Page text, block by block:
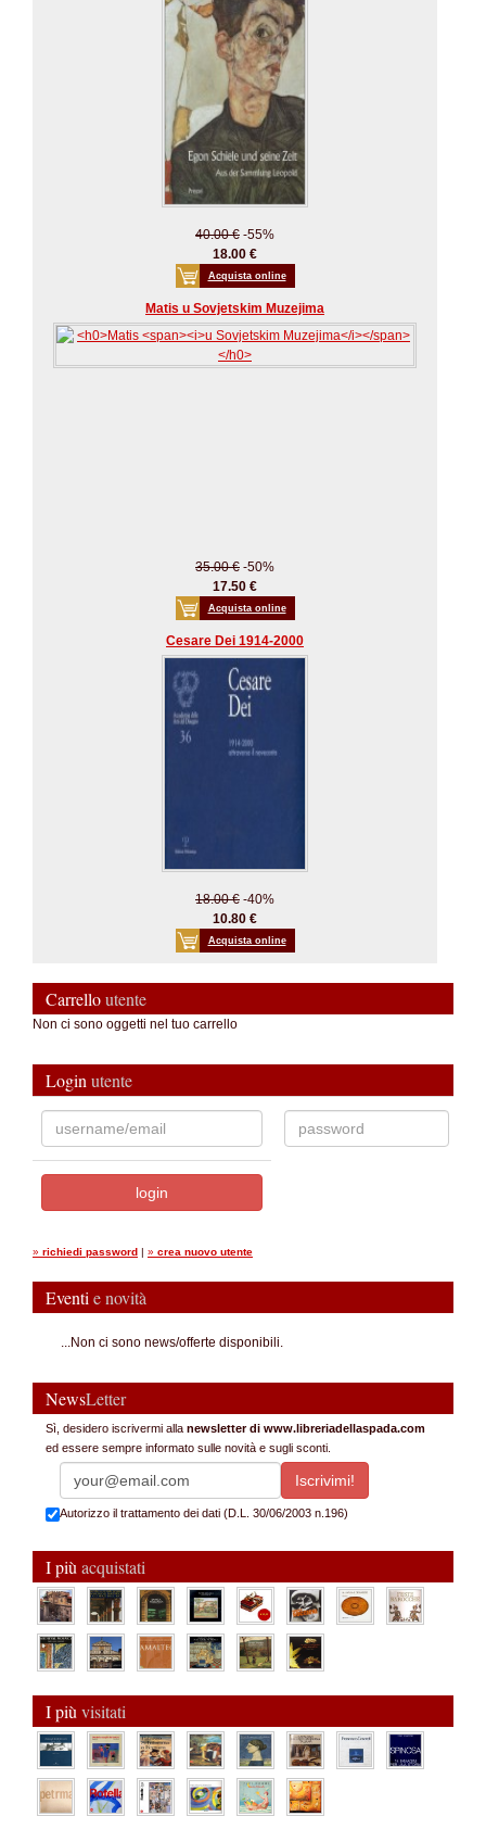
40.00 € -55%
18.00 €
Acquista online
Matis u Sovjetskim Muzejima
35.00 € -50%
17.50 €
Acquista online
Cesare Dei 1914-2000
18.00 € -40%
10.80 €
Acquista online
Carrelloutente
Non ci sono oggetti nel tuo carrello
Login utente
» richiedi password | » crea nuovo utente
Eventi e novità
...Non ci sono news/offerte disponibili.
NewsLetter
Sì, desidero iscrivermi alla newsletter di www.libreriadellaspada.com
ed essere sempre informato sulle novità e sugli sconti.
Autorizzo il trattamento dei dati (D.L. 30/06/2003 n.196)
I più acquistati
I più visitati